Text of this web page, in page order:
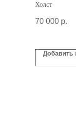
Холст
70 000 р.
Добавить